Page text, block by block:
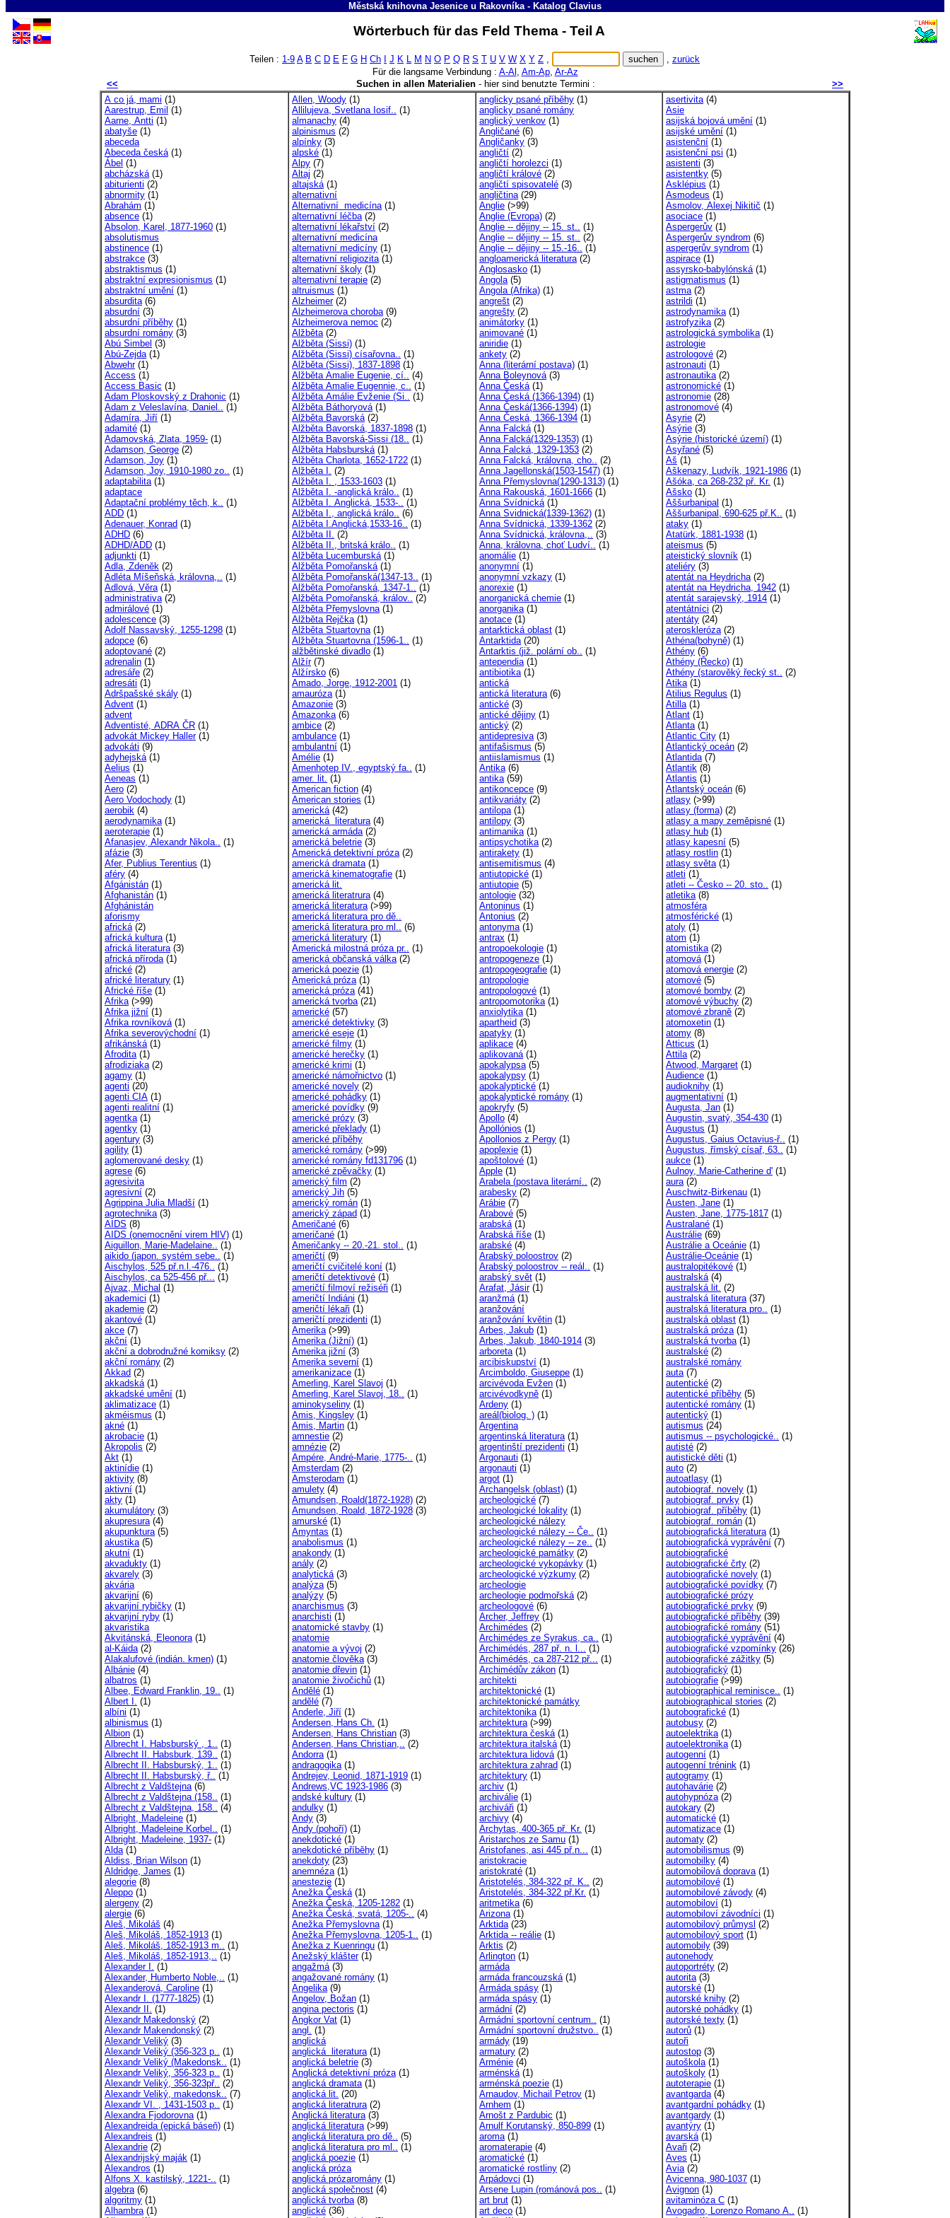
Městská knihovna Jesenice u Rakovníka- Katalog Clavius
Wörterbuch für das Feld Thema - Teil A
Teilen : 1-9 A B C D E F G H Ch J K L M N O P Q R S T U V W X Y Z , , zurück
Für die langsame Verbindung : A-Al , Am-Ap, Ar-Az
<<
Suchen in allen Materialien- hier sind benutzte Termini :
>>
A co já, mami (1)
Aarestrup, Emil (1)
Aarne, Antti (1)
abatyše (1)
abeceda
Abeceda česká(1)
Ábel (1)
abcházská(1)
abiturienti (2)
abnormity (1)
Abrahám (1)
absence (1)
Absolon, Karel, 1877-1960 (1)
absolutismus
abstinence (1)
abstrakce (3)
abstraktismus (1)
abstraktní expresionismus (1)
abstraktní umění (1)
absurdita(6)
absurdní (3)
absurdní příběhy (1)
absurdní romány (3)
Abú Simbel (3)
Abú-Zejda(1)
Abwehr(1)
Access (1)
Access Basic (1)
Adam Ploskovský z Drahonic (1)
Adam z Veleslavína, Daniel.. (1)
Adamíra, Jiří (1)
adamité (1)
Adamovská, Zlata, 1959- (1)
Adamson, George (2)
Adamson, Joy (1)
Adamson, Joy, 1910-1980 zo.. (1)
adaptabilita(1)
adaptace
Adaptační problémy těch, k.. (1)
ADD (1)
Adenauer, Konrad (1)
ADHD (6)
ADHD/ADD (1)
adjunkti (1)
Adla, Zdeněk (2)
Adléta Míšeňská, královna,.. (1)
Adlová, Věra(1)
administrativa(2)
admirálové (1)
adolescence (3)
Adolf Nassavský, 1255-1298 (1)
adopce (6)
adoptované (2)
adrenalin (1)
adresáře (2)
adresáti (1)
Adršpašské skály (1)
Advent (1)
advent
Adventisté, ADRA ČR (1)
advokát Mickey Haller(1)
advokáti (9)
adyhejská(1)
Aelius (1)
Aeneas (1)
Aero (2)
Aero Vodochody (1)
aerobik (4)
aerodynamika(1)
aeroterapie (1)
Afanasjev, Alexandr Nikola.. (1)
afázie (3)
Afer, Publius Terentius (1)
aféry (4)
Afgánistán (1)
Afghanistán (1)
Afghánistán
aforismy
africká(2)
africká kultura(1)
africká literatura(3)
africká příroda(1)
africké (2)
africké literatury (1)
Africké říše (1)
Afrika(>99)
Afrika jižní (1)
Afrika rovníková(1)
Afrika severovýchodní (1)
afrikánská(1)
Afrodita(1)
afrodiziaka(2)
agamy (1)
agenti (20)
agenti CIA (1)
agenti realitní (1)
agentka(1)
agentky (1)
agentury (3)
agility (1)
aglomerované desky (1)
agrese (6)
agresivita
agresivní (2)
Agrippina Julia Mladší (1)
agrotechnika(3)
AIDS (8)
AIDS (onemocnění virem HIV) (1)
Aiguillon, Marie-Madelaine.. (1)
aikido (japon. systém sebe.. (1)
Aischylos, 525 př.n.l.-476.. (1)
Aischylos, ca 525-456 př... (1)
Ajvaz, Michal (1)
akademici (1)
akademie (2)
akantové (1)
akce (7)
akční (1)
akční a dobrodružné komiksy (2)
akční romány (2)
Akkad (2)
akkadská(1)
akkadské umění (1)
aklimatizace (1)
akméismus (1)
akné (1)
akrobacie (1)
Akropolis (2)
Akt (1)
aktinídie (1)
aktivity (8)
aktivní (1)
akty (1)
akumulátory (3)
akupresura(4)
akupunktura(5)
akustika(5)
akutní (1)
akvadukty (1)
akvarely (3)
akvária
akvarijní (6)
akvarijní rybičky (1)
akvarijní ryby (1)
akvaristika
Akvitánská, Eleonora(1)
al-Káida(2)
Alakalufové (indián. kmen) (1)
Albánie (4)
albatros (1)
Albee, Edward Franklin, 19.. (1)
Albert I. (1)
albíni (1)
albinismus (1)
Albion (1)
Albrecht I. Habsburský , 1.. (1)
Albrecht II. Habsburk, 139.. (1)
Albrecht II. Habsburský, 1.. (1)
Albrecht II. Habsburský, ř.. (1)
Albrecht z Valdštejna(6)
Albrecht z Valdštejna (158.. (1)
Albrecht z Valdštejna, 158.. (4)
Albright, Madeleine (1)
Albright, Madeleine Korbel.. (1)
Albright, Madeleine, 1937- (1)
Alda(1)
Aldiss, Brian Wilson (1)
Aldridge, James (1)
alegorie (8)
Aleppo (1)
alergeny (2)
alergie (6)
Aleš, Mikoláš (4)
Aleš, Mikoláš, 1852-1913 (1)
Aleš, Mikoláš, 1852-1913 m.. (1)
Aleš, Mikoláš, 1852-1913,.. (1)
Alexander I. (1)
Alexander, Humberto Noble,.. (1)
Alexanderová, Caroline (1)
Alexandr I. (1777-1825) (1)
Alexandr II. (1)
Alexandr Makedonský (2)
Alexandr Makendonský (2)
Alexandr Veliký (3)
Alexandr Veliký (356-323 p.. (1)
Alexandr Veliký (Makedonsk.. (1)
Alexandr Veliký, 356-323 p.. (1)
Alexandr Veliký, 356-323př.. (2)
Alexandr Veliký, makedonsk.. (7)
Alexandr VI. , 1431-1503 p.. (1)
Alexandra Fjodorovna(1)
Alexandreida (epická báseň) (1)
Alexandreis (1)
Alexandrie (2)
Alexandrijský maják (1)
Alexandros (1)
Alfons X. kastilský, 1221-.. (1)
algebra(6)
algoritmy (1)
Alhambra(1)
Allen, Woody (1)
Allilujeva, Svetlana Iosif.. (1)
almanachy (4)
alpinismus (2)
alpínky (3)
alpské (1)
Alpy (7)
Altaj (2)
altajská(1)
alternativní
Alternativní medicína(1)
alternativní léčba(2)
alternativní lékařství (2)
alternativní medicína
alternativní medicíny (1)
alternativní religiozita(1)
alternativní školy (1)
alternativní terapie (2)
altruismus (1)
Alzheimer(2)
Alzheimerova choroba(9)
Alzheimerova nemoc (2)
Alžběta(2)
Alžběta (Sissi) (1)
Alžběta (Sissi) císařovna.. (1)
Alžběta (Sissi), 1837-1898 (1)
Alžběta Amalie Eugenie, cí.. (4)
Alžběta Amalie Eugennie, c.. (1)
Alžběta Amálie Evženie (Si.. (1)
Alžběta Báthoryová(1)
Alžběta Bavorská(2)
Alžběta Bavorská, 1837-1898 (1)
Alžběta Bavorská-Sissi (18.. (1)
Alžběta Habsburská(1)
Alžběta Charlota, 1652-1722 (1)
Alžběta I. (2)
Alžběta I. , 1533-1603 (1)
Alžběta I. -anglická králo.. (1)
Alžběta I. Anglická, 1533-.. (1)
Alžběta I., anglická králo.. (6)
Alžběta I.Anglická,1533-16.. (1)
Alžběta II. (2)
Alžběta II., britská králo.. (1)
Alžběta Lucemburská(1)
Alžběta Pomořanská(1)
Alžběta Pomořanská(1347-13.. (1)
Alžběta Pomořanská, 1347-1.. (1)
Alžběta Pomořanská, králov.. (2)
Alžběta Přemyslovna(1)
Alžběta Rejčka(1)
Alžběta Stuartovna(1)
Alžběta Stuartovna (1596-1.. (1)
alžbětinské divadlo (1)
Alžír(7)
Alžírsko (6)
Amado, Jorge, 1912-2001 (1)
amauróza(1)
Amazonie (3)
Amazonka(6)
ambice (2)
ambulance (1)
ambulantní (1)
Amélie (1)
Amenhotep IV., egyptský fa.. (1)
amer. lit. (1)
American fiction (4)
American stories (1)
americká(42)
americká literatura(4)
americká armáda(2)
americká beletrie (3)
Americká detektivní próza(2)
americká dramata(1)
americká kinematografie (1)
americká lit.
americká literatrura(4)
americká literatura(>99)
americká literatura pro dě..
americká literatura pro ml.. (6)
americká literatury (1)
Americká milostná próza pr.. (1)
americká občanská válka(2)
americká poezie (1)
Americká próza(1)
americká próza(41)
americká tvorba(21)
americké (57)
americké detektivky (3)
americké eseje (1)
americké filmy (1)
americké herečky (1)
americké krimi (1)
americké námořnictvo (1)
americké novely (2)
americké pohádky (1)
americké povídky (9)
americké prózy (3)
americké překlady (1)
americké příběhy
americké romány (>99)
americké romány fd131796 (1)
americké zpěvačky (1)
americký film (2)
americký Jih (5)
americký román (1)
americký západ (1)
Američané (6)
američané (1)
Američanky -- 20.-21. stol.. (1)
američtí (9)
američtí cvičitelé koní (1)
američtí detektivové (1)
američtí filmoví režiséři (1)
američtí Indiáni (1)
američtí lékaři (1)
američtí prezidenti (1)
Amerika(>99)
Amerika (Jižní) (1)
Amerika jižní (3)
Amerika severní (1)
amerikanizace (1)
Amerling, Karel Slavoj (1)
Amerling, Karel Slavoj, 18.. (1)
aminokyseliny (1)
Amis, Kingsley (1)
Amis, Martin (1)
amnestie (2)
amnézie (2)
Ampére, André-Marie, 1775-.. (1)
Amsterdam (2)
Amsterodam (1)
amulety (4)
Amundsen, Roald(1872-1928) (2)
Amundsen, Roald, 1872-1928 (3)
amurské (1)
Amyntas (1)
anabolismus (1)
anakondy (1)
anály (2)
analytická(3)
analýza(5)
analýzy (5)
anarchismus (3)
anarchisti (1)
anatomické stavby (1)
anatomie
anatomie a vývoj (2)
anatomie člověka(3)
anatomie dřevin (1)
anatomie živočichů (1)
Andělé (1)
andělé (7)
Anderle, Jiří (1)
Andersen, Hans Ch. (1)
Andersen, Hans Christian (3)
Andersen, Hans Christian,.. (2)
Andorra(1)
andragogika(1)
Andrejev, Leonid, 1871-1919 (1)
Andrews,VC 1923-1986 (3)
andské kultury (1)
andulky (1)
Andy (3)
Andy (pohoří) (1)
anekdotické (1)
anekdotické příběhy (1)
anekdoty (23)
anemnéza(1)
anestezie (1)
Anežka Česká(1)
Anežka Česká, 1205-1282 (1)
Anežka Česká, svatá, 1205-.. (4)
Anežka Přemyslovna(1)
Anežka Přemyslovna, 1205-1.. (1)
Anežka z Kuenringu (1)
Anežský klášter(1)
angažmá(3)
angažované romány (1)
Angelika(9)
Angelov, Božan (1)
angina pectoris (1)
Angkor Vat (1)
angl. (1)
anglická
anglická literatura(1)
anglická beletrie (3)
Anglická detektivní próza(1)
anglická dramata(1)
anglická lit. (20)
anglická literatrura(2)
Anglická literatura(3)
anglická literatura(>99)
anglická literatura pro dě.. (5)
anglická literatura pro ml.. (1)
anglická poezie (1)
anglická próza
anglická prózaromány (1)
anglická společnost (4)
anglická tvorba(8)
anglické (36)
anglicky psané příběhy (1)
anglicky psané romány
anglický venkov (1)
Angličané (6)
Angličanky (3)
angličtí (2)
angličtí horolezci (1)
angličtí králové (2)
angličtí spisovatelé (3)
angličtina(29)
Anglie (>99)
Anglie (Evropa) (2)
Anglie -- dějiny -- 15. st.. (1)
Anglie -- dějiny -- 15. st.. (2)
Anglie -- dějiny -- 15.-16.. (1)
angloamerická literatura(2)
Anglosasko (1)
Angola(5)
Angola (Afrika) (1)
angrešt (2)
angrešty (2)
animátorky (1)
animované (1)
aniridie (1)
ankety (2)
Anna (literární postava) (1)
Anna Boleynová(3)
Anna Česká(1)
Anna Česká (1366-1394) (1)
Anna Česká(1366-1394) (1)
Anna Česká, 1366-1394 (1)
Anna Falcká(1)
Anna Falcká(1329-1353) (1)
Anna Falcká, 1329-1353 (2)
Anna Falcká, královna, cho.. (2)
Anna Jagellonská(1503-1547) (1)
Anna Přemyslovna(1290-1313) (1)
Anna Rakouská, 1601-1666 (1)
Anna Svídnická(1)
Anna Svidnická(1339-1362) (1)
Anna Svídnická, 1339-1362 (2)
Anna Svídnická, královna,.. (3)
Anna, královna, choť Ludví.. (1)
anomálie (1)
anonymní (1)
anonymní vzkazy (1)
anorexie (1)
anorganická chemie (1)
anorganika(1)
anotace (1)
antarktická oblast (1)
Antarktida(20)
Antarktis (již. polární ob.. (1)
antependia(1)
antibiotika(1)
antická
antická literatura(6)
antické (3)
antické dějiny (1)
antický (2)
antidepresiva(3)
antifašismus (5)
antiislamismus (1)
Antika(6)
antika(59)
antikoncepce (9)
antikvariáty (2)
antilopa(1)
antilopy (3)
antimanika(1)
antipsychotika(2)
antirakety (1)
antisemitismus (4)
antiutopické (1)
antiutopie (5)
antologie (32)
Antoninus (1)
Antonius (2)
antonyma(1)
antrax (1)
antropoekologie (1)
antropogeneze (1)
antropogeografie (1)
antropologie
antropologové (1)
antropomotorika(1)
anxiolytika(1)
apartheid (3)
apatyky (1)
aplikace (4)
aplikovaná(1)
apokalypsa(5)
apokalypsy (1)
apokalyptické (1)
apokalyptické romány (1)
apokryfy (5)
Apollo (4)
Apollónios (1)
Apollonios z Pergy (1)
apoplexie (1)
apoštolové (1)
Apple (1)
Arabela (postava literární.. (2)
arabesky (2)
Arábie (7)
Arabové (5)
arabská(1)
Arabská říše (1)
arabské (4)
Arabský poloostrov (2)
Arabský poloostrov -- reál.. (1)
arabský svět (1)
Arafat, Jásir(1)
aranžmá(1)
aranžování
aranžování květin (1)
Arbes, Jakub (1)
Arbes, Jakub, 1840-1914 (3)
arboreta(1)
arcibiskupství (1)
Arcimboldo, Giuseppe (1)
arcivévoda Evžen (1)
arcivévodkyně (1)
Ardeny (1)
areál(biolog. ) (1)
Argentina
argentinská literatura(1)
argentinští prezidenti (1)
Argonauti (1)
argonauti (1)
argot (1)
Archangelsk (oblast) (1)
archeologické (7)
archeologické lokality (1)
archeologické nálezy
archeologické nálezy -- Če.. (1)
archeologické nálezy -- ze.. (1)
archeologické památky (2)
archeologické vykopávky (1)
archeologické výzkumy (2)
archeologie
archeologie podmořská(2)
archeologové (6)
Archer, Jeffrey (1)
Archimédes (2)
Archimédes ze Syrakus, ca.. (1)
Archimédés, 287 př. n. l... (1)
Archimédés, ca 287-212 př... (1)
Archimédův zákon (1)
architekti
architektonické (1)
architektonické památky
architektonika(1)
architektura(>99)
architektura česká(1)
architektura italská(1)
architektura lidová(1)
architektura zahrad (1)
architektury (1)
archiv (1)
archiválie (1)
archiváři (1)
archivy (4)
Archytas, 400-365 př. Kr. (1)
Aristarchos ze Samu (1)
Aristofanes, asi 445 př.n... (1)
aristokracie
aristokraté (1)
Aristotelés, 384-322 př. K.. (2)
Aristotelés, 384-322 př.Kr. (1)
aritmetika(6)
Arizona(1)
Arktida(23)
Arktida -- reálie (1)
Arktis (2)
Arlington (1)
armáda
armáda francouzská(1)
Armáda spásy (1)
armáda spásy (1)
armádní (2)
Armádní sportovní centrum.. (1)
Armádní sportovní družstvo.. (1)
armády (19)
armatury (2)
Arménie (4)
arménská(1)
arménská poezie (1)
Arnaudov, Michail Petrov (1)
Arnhem (1)
Arnošt z Pardubic (1)
Arnulf Korutanský, 850-899 (1)
aroma(1)
aromaterapie (4)
aromatické (1)
aromatické rostliny (2)
Arpádovci (1)
Arsene Lupin (románová pos.. (1)
art brut (1)
art deco (1)
asertivita(4)
Asie
asijská bojová umění (1)
asijské umění (1)
asistenční (1)
asistenční psi (1)
asistenti (3)
asistentky (5)
Asklépius (1)
Asmodeus (1)
Asmolov, Alexej Nikitič (1)
asociace (1)
Aspergerův (1)
Aspergerův syndrom (6)
aspergerův syndrom (1)
aspirace (1)
assyrsko-babylónská(1)
astigmatismus (1)
astma(2)
astrildi (1)
astrodynamika(1)
astrofyzika(2)
astrologická symbolika(1)
astrologie
astrologové (2)
astronauti (1)
astronautika(2)
astronomické (1)
astronomie (28)
astronomové (4)
Asyrie (2)
Asýrie (3)
Asýrie (historické území) (1)
Asyřané (5)
Aš (1)
Aškenazy, Ludvík, 1921-1986 (1)
Ašóka, ca 268-232 př. Kr. (1)
Ašsko (1)
Aššurbanipal (1)
Aššurbanipal, 690-625 př.K.. (1)
ataky (1)
Atatürk, 1881-1938 (1)
ateismus (5)
ateistický slovník (1)
ateliéry (3)
atentát na Heydricha(2)
atentát na Heydricha, 1942 (1)
atentát sarajevský, 1914 (1)
atentátníci (2)
atentáty (24)
ateroskleróza(2)
Athéna(bohyně) (1)
Athény (6)
Athény (Řecko) (1)
Athény (starověký řecký st.. (2)
Atika(1)
Atilius Regulus (1)
Atilla(1)
Atlant (1)
Atlanta(1)
Atlantic City (1)
Atlantický oceán (2)
Atlantida(7)
Atlantik (8)
Atlantis (1)
Atlantský oceán (6)
atlasy (>99)
atlasy (forma) (2)
atlasy a mapy zeměpisné (1)
atlasy hub (1)
atlasy kapesní (5)
atlasy rostlin (1)
atlasy světa(1)
atleti (1)
atleti -- Česko -- 20. sto.. (1)
atletika(8)
atmosféra
atmosférické (1)
atoly (1)
atom (1)
atomistika(2)
atomová(1)
atomová energie (2)
atomové (5)
atomové bomby (2)
atomové výbuchy (2)
atomové zbraně (2)
atomoxetin (1)
atomy (8)
Atticus (1)
Attila(2)
Atwood, Margaret (1)
Audience (1)
audioknihy (1)
augmentativní (1)
Augusta, Jan (1)
Augustin, svatý, 354-430 (1)
Augustus (1)
Augustus, Gaius Octavius-ř.. (1)
Augustus, římský císař, 63.. (1)
aukce (1)
Aulnoy, Marie-Catherine d' (1)
aura(2)
Auschwitz-Birkenau (1)
Austen, Jane (1)
Austen, Jane, 1775-1817 (1)
Australané (1)
Austrálie (69)
Austrálie a Oceánie (1)
Austrálie-Oceánie (1)
australopitékové (1)
australská(4)
australská lit. (2)
australská literatura(37)
australská literatura pro.. (1)
australská oblast (1)
australská próza(1)
australská tvorba(1)
australské (2)
australské romány
auta(7)
autentické (2)
autentické příběhy (5)
autentické romány (1)
autentický (1)
autismus (24)
autismus -- psychologické.. (1)
autisté (2)
autistické děti (1)
auto (2)
autoatlasy (1)
autobiograf. novely (1)
autobiograf. prvky (1)
autobiograf. příběhy (1)
autobiograf. román (1)
autobiografická literatura(1)
autobiografická vyprávění (7)
autobiografické
autobiografické črty (2)
autobiografické novely (1)
autobiografické povídky (7)
autobiografické prózy
autobiografické prvky (9)
autobiografické příběhy (39)
autobiografické romány (51)
autobiografické vyprávění (4)
autobiografické vzpomínky (26)
autobiografické zážitky (5)
autobiografický (1)
autobiografie (>99)
autobiographical reminisce.. (1)
autobiographical stories (2)
autobografické (1)
autobusy (2)
autoelektrika(1)
autoelektronika(1)
autogenní (1)
autogenní trénink (1)
autogramy (1)
autohavárie (2)
autohypnóza(2)
autokary (2)
automatické (1)
automatizace (1)
automaty (2)
automobilismus (9)
automobilky (4)
automobilová doprava(1)
automobilové (1)
automobilové závody (4)
automobiloví (1)
automobiloví závodníci (1)
automobilový průmysl (2)
automobilový sport (1)
automobily (39)
autonehody
autoportréty (2)
autorita(3)
autorské (1)
autorské knihy (2)
autorské pohádky (1)
autorské texty (1)
autorů (1)
autoři
autostop (3)
autoškola(1)
autoškoly (1)
autoterapie (1)
avantgarda(4)
avantgardní pohádky (1)
avantgardy (1)
avantýry (1)
avarská(1)
Avaři (2)
Aves (1)
Avia(2)
Avicenna, 980-1037 (1)
Avignon (1)
avitaminóza C (1)
Avogadro, Lorenzo Romano A.. (1)